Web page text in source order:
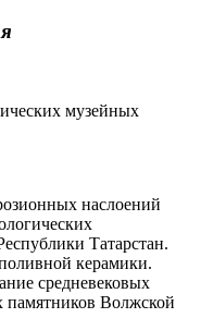
музейных
наслоений
Татарстан.
керамики.
средневековых
памятников Волжской